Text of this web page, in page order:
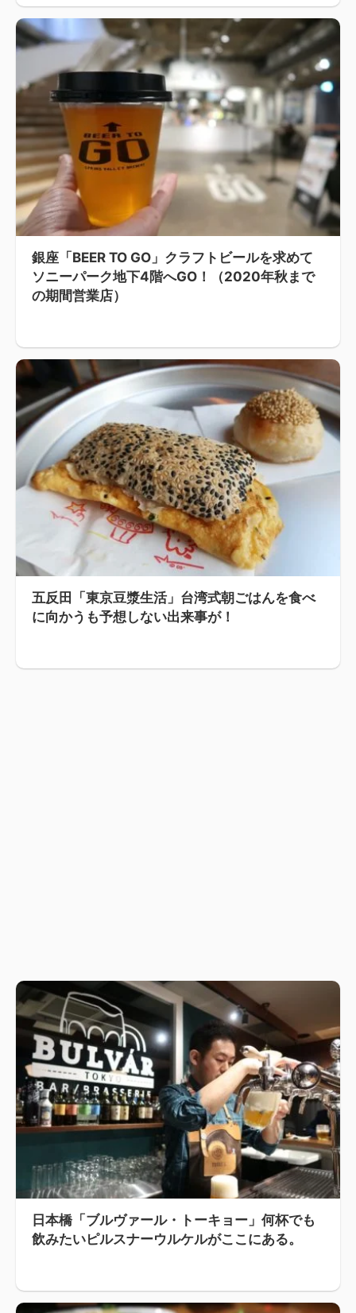
銀座「BEER TO GO」クラフトビールを求めて
ソニーパーク地下4階へGO！（2020年秋まで
の期間営業店）
五反田「東京豆漿生活」台湾式朝ごはんを食べ
に向かうも予想しない出来事が！
日本橋「ブルヴァール・トーキョー」何杯でも
飲みたいピルスナーウルケルがここにある。